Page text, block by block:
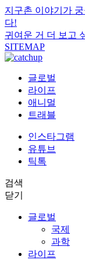
지구촌 이야기가
다!
귀여운 거 더 보고
SITEMAP
글로벌
라이프
애니멀
트래블
인스타그램
유튜브
틱톡
검색
닫기
글로벌
국제
과학
라이프